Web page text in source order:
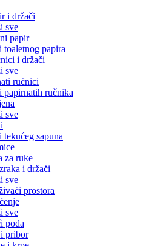
i držači
sve
papir
toaletnog papira
i držači
sve
ručnici
papirnatih ručnika
sve
tekućeg sapuna
za ruke
i držači
sve
prostora
sve
poda
pribor